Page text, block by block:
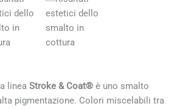
linea Stroke & Coat® è uno smalto
pigmentazione. Colori miscelabili tra